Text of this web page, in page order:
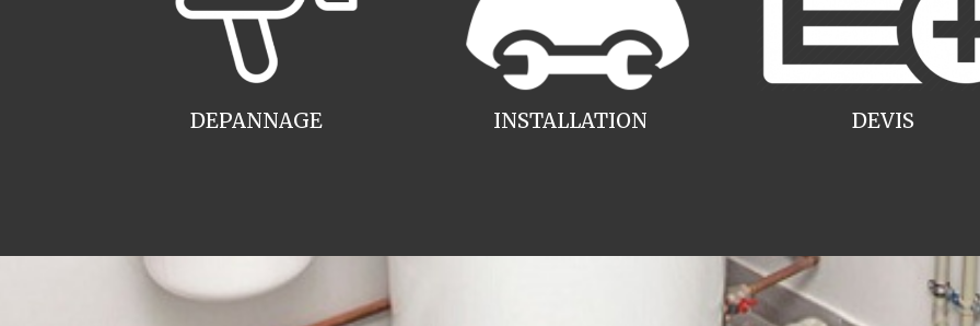
INSTALLATION
DEPANNAGE DEVIS